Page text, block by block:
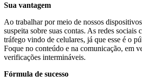
Sua vantagem
Ao trabalhar por meio de nossos
suspeita sobre suas contas. As redes sociais
tráfego vindo de celulares, já que esse é o
Foque no conteúdo e na comunicação, em
verificações intermináveis.
Fórmula de sucesso